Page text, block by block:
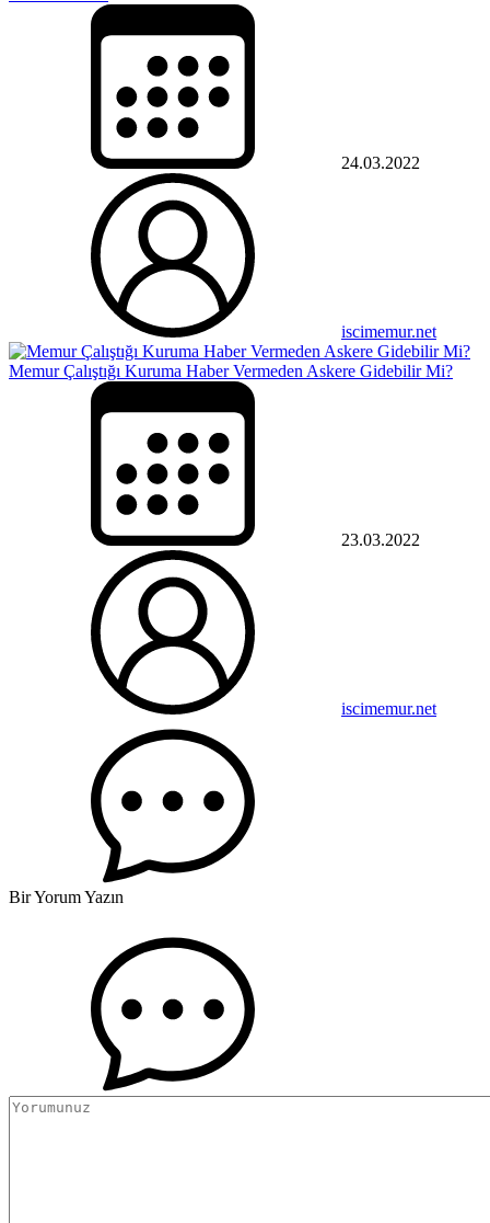
24.03.2022
iscimemur.net
Memur Çalıştığı Kuruma Haber Vermeden Askere Gidebilir Mi?
23.03.2022
iscimemur.net
Bir Yorum Yazın